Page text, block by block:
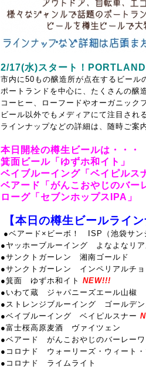
2/17(水)スタート！
市内に50もの醸造所が点在するビール
ポートランドを中心に、たくさんの醸
コーヒー、ローフードやオーガニック
ビール以外でもメディアにて注目され
ラインナップなどの詳細は、随時ご案
本日開栓の樽生ビールは・・・
箕面ビール「ゆずホ和イト」
ベイブルーイング「ベイピルス
ベアード「がんこおやじのバー
ローグ「セブンホップスIPA」
【本日の樽生ビールライン
●ベアード×ビーボ！ ISP（池袋サン
●ヤッホーブルーイング よなよなリア
●サンクトガーレン 湘南ゴールド
●サンクトガーレン インペリアルチョ
●箕面 ゆずホ和イト NEW!!!
●いわて蔵 ジャパニーズエール山椒
●ストレンジブルーイング ゴールデン
●ベイブルーイング ベイピルスナー
●富士桜高原麦酒 ヴァイツェン
●ベアード がんこおやじのバーレーワ
●コロナド ウォーリーズ・ウィート・
●コロナド ライムライト